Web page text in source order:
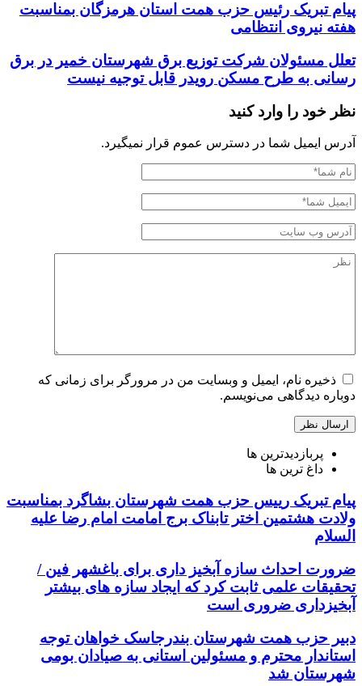
پیام تبریک رئیس حزب همت استان هرمزگان بمناسبت
هفته نیروی انتظامی
تعلل مسئولان شرکت توزیع برق شهرستان خمیر در برق
رسانی به طرح مسکن رویدر قابل توجیه نیست
نظر خود را وارد کنید
آدرس ایمیل شما در دسترس عموم قرار نمیگیرد.
ذخیره نام، ایمیل و وبسایت من در مرورگر برای زمانی که
دوباره دیدگاهی می‌نویسم.
پربازدیدترین ها
داغ ترین ها
پیام تبریک رییس حزب همت شهرستان بشاگرد بمناسبت
ولادت هشتمین اختر تابناک برج امامت امام رضا علیه
السلام
ضرورت احداث سازه آبخیز داری برای باغشهر فین /
تحقیقات علمی ثابت کرد که ایجاد سازه های بیشتر
آبخیزداری ضروری است
دبیر حزب همت شهرستان بندرجاسک خواهان توجه
استاندار محترم و مسئولین استانی به صیادان بومی
شهرستان شد